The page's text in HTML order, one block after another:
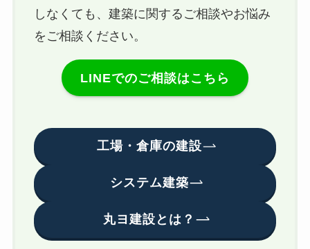
しなくても、建築に関するご相談やお悩み
をご相談ください。
LINEでのご相談はこちら
工場・倉庫の建設
システム建築
丸ヨ建設とは？